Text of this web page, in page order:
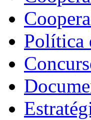
Política